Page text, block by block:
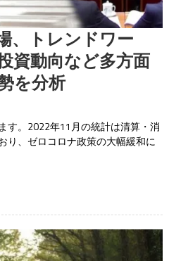
、トレンドワー
資動向など多方面
を分析
す。2022年11月の統計は清算・消
り、ゼロコロナ政策の大幅緩和に